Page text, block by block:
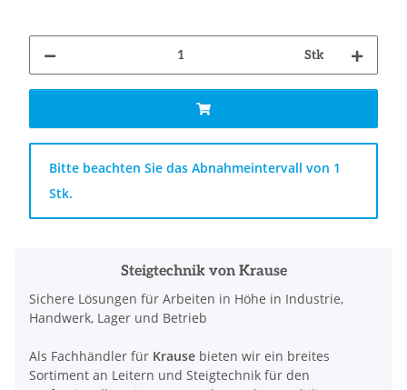
Stk
x
Bitte beachten Sie das Abnahmeintervall von 1
Stk.
Steigtechnik von Krause
Sichere Lösungen für Arbeiten in Höhe in Industrie,
Handwerk, Lager und Betrieb
Als Fachhändler für Krause bieten wir ein breites
Sortiment an Leitern und Steigtechnik für den